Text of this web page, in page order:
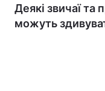
Деякі звичаї та
можуть